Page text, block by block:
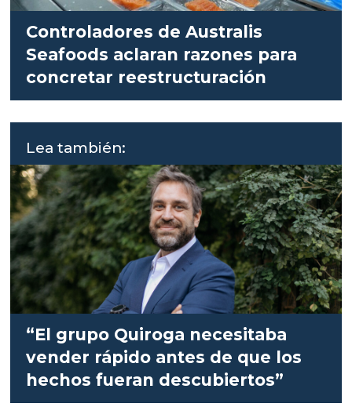
Controladores de Australis
Seafoods aclaran razones para
concretar reestructuración
Lea también:
“El grupo Quiroga necesitaba
vender rápido antes de que los
hechos fueran descubiertos”